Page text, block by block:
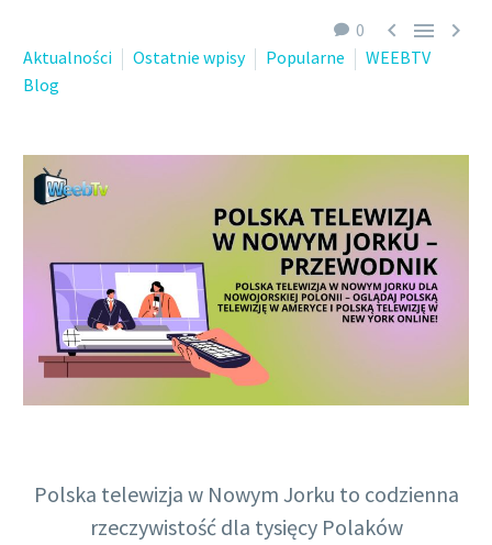
0   
Aktualności Ostatnie wpisy Popularne
WEEBTV
Blog
Polska telewizja w Nowym Jorku to codzienna
rzeczywistość dla tysięcy Polaków